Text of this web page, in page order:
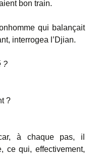
bon train.
qui balançait
interrogea l’Djian.
?
?
à chaque pas, il
ce qui, effectivement,